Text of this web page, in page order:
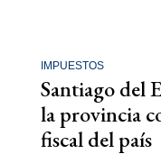
IMPUESTOS
Santiago del
la provincia
fiscal del país